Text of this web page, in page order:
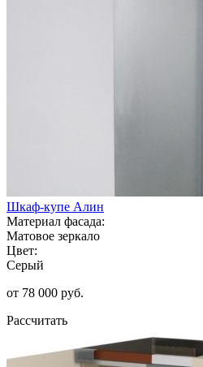
Шкаф-купе Алин
Материал фасада:
Матовое зеркало
Цвет:
Серый
от 78 000 руб.
Рассчитать